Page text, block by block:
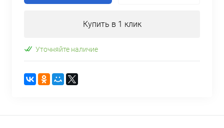
Купить в 1 клик
Уточняйте наличие